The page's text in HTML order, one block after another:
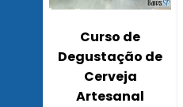
Curso de
Degustação de
Cerveja
Artesanal